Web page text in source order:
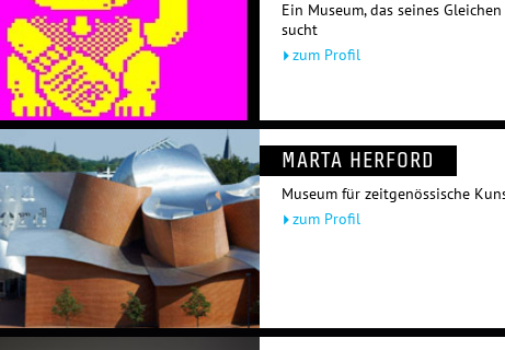
Ein Museum, das seines Gleichen
sucht
zum Profil
MARTA HERFORD
Museum für zeitgenössische
zum Profil